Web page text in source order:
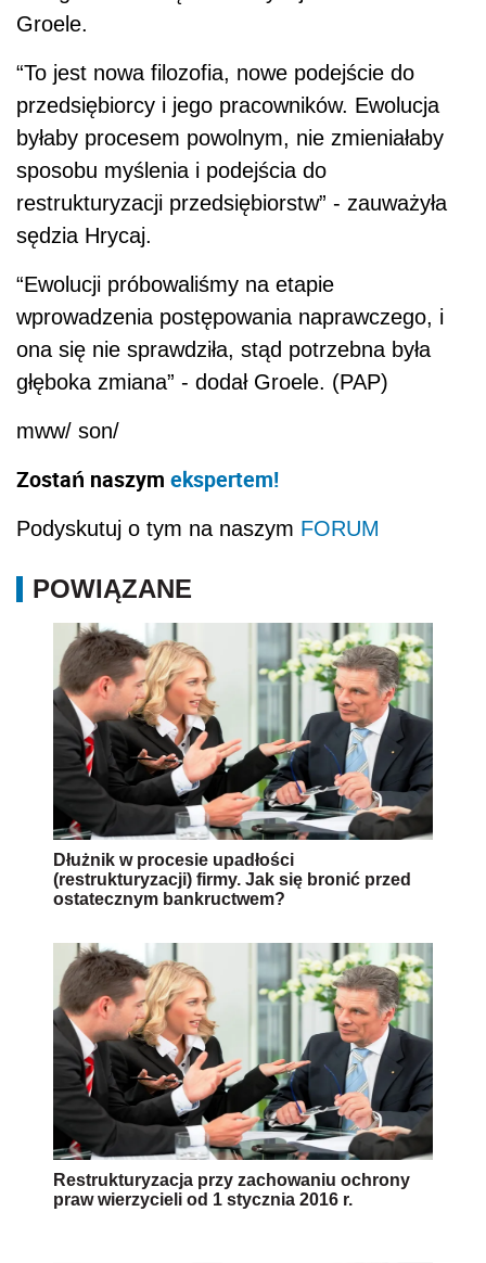
Groele.
“To jest nowa filozofia, nowe podejście do
przedsiębiorcy i jego pracowników. Ewolucja
byłaby procesem powolnym, nie zmieniałaby
sposobu myślenia i podejścia do
restrukturyzacji przedsiębiorstw” - zauważyła
sędzia Hrycaj.
“Ewolucji próbowaliśmy na etapie
wprowadzenia postępowania naprawczego, i
ona się nie sprawdziła, stąd potrzebna była
głęboka zmiana” - dodał Groele. (PAP)
mww/ son/
Zostań naszym ekspertem!
Podyskutuj o tym na naszym FORUM
POWIĄZANE
Dłużnik w procesie upadłości
(restrukturyzacji) firmy. Jak się bronić przed
ostatecznym bankructwem?
Restrukturyzacja przy zachowaniu ochrony
praw wierzycieli od 1 stycznia 2016 r.